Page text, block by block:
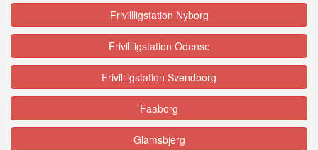
Frivillligstation Nyborg
Frivillligstation Odense
Frivillligstation Svendborg
Faaborg
Glamsbjerg